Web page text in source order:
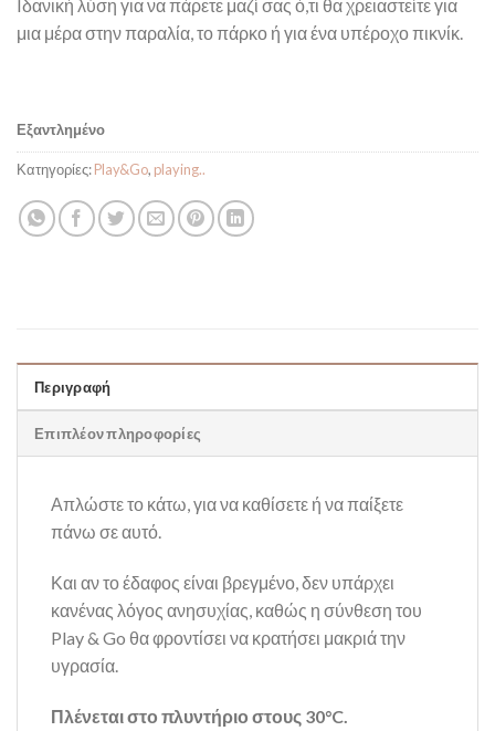
Iδανική λύση για να πάρετε μαζί σας ό,τι θα χρειαστείτε για
μια μέρα στην παραλία, το πάρκο ή για ένα υπέροχο πικνίκ.
Εξαντλημένο
Κατηγορίες:Play&Go, playing..
Περιγραφή
Επιπλέον πληροφορίες
Απλώστε το κάτω, για να καθίσετε ή να παίξετε
πάνω σε αυτό.
Και αν το έδαφος είναι βρεγμένο, δεν υπάρχει
κανένας λόγος ανησυχίας, καθώς η σύνθεση του
Play & Go θα φροντίσει να κρατήσει μακριά την
υγρασία.
Πλένεται στο πλυντήριο στους 30°C.